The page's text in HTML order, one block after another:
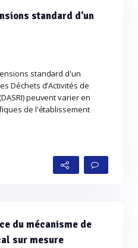
standard d'un
standard d'un
Déchets d'Activités de
peuvent varier en
de l'établissement
du mécanisme de
sur mesure